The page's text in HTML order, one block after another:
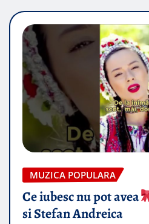
MUZICA POPULARA
Ce iubesc nu pot avea
si Stefan Andreica